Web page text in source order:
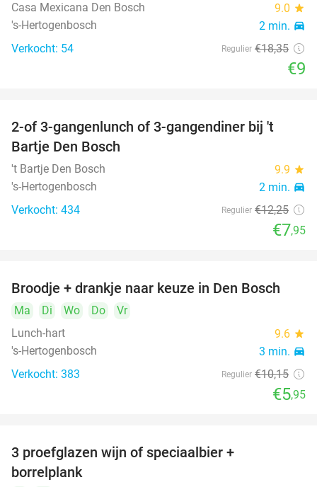
Casa Mexicana Den Bosch
9.0 star
's-Hertogenbosch 2 min. directions_car
Verkocht: 54 Regulier €18,35
€9
35%
2-of 3-gangenlunch of 3-gangendiner bij 't
Bartje Den Bosch
't Bartje Den Bosch 9.9 star
's-Hertogenbosch 2 min. directions_car
Verkocht: 434 Regulier €12,25
€7,95
41%
Broodje + drankje naar keuze in Den Bosch
Ma Di Wo Do
Vr
Lunch-hart
9.6 star
's-Hertogenbosch 3 min. directions_car
Verkocht: 383 Regulier €10,15
€5,95
3 proefglazen wijn of speciaalbier +
borrelplank